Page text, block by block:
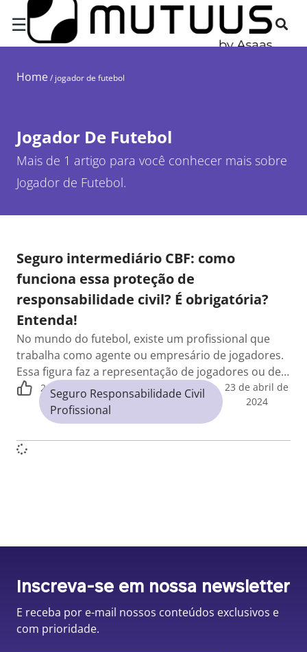
☰
Home/ jogador de futebol
Jogador De Futebol
Mais de 1 artigo para você conhecer mais sobre
Jogador de Futebol.
Seguro intermediário CBF: como
funciona essa proteção de
responsabilidade civil? É obrigatória?
Entenda!
No mundo do futebol, existe um profissional que
trabalha como agente ou empresário de jogadores.
Essa figura faz a representação de jogadores ou de…
2 Seguro Responsabilidade Civil
Profissional
23 de abril de
2024
Inscreva-se em nossa newsletter
E receba por e-mail nossos conteúdos exclusivos e
com prioridade.